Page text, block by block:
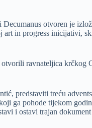
otvoren je
in progress inicijativi,
ravnateljica krčkog
predstaviti treću
ga pohode tijekom
i ostavi trajan